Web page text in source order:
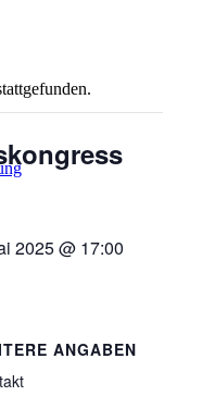
2025 @ 17:00
ANGABEN